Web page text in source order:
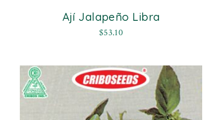
Ají Jalapeño Libra
$53.10